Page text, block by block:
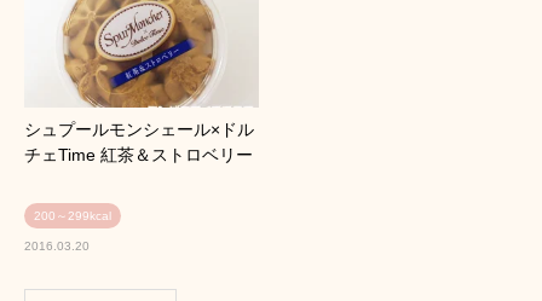
シュプールモンシェール×ドル
チェTime 紅茶＆ストロベリー
200～299kcal
2016.03.20